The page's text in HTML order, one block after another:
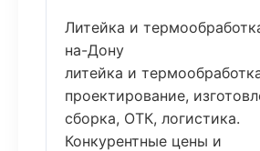
Литейка и
на-Дону
литейка и
проектирование,
сборка, ОТК, логистика.
Конкурентные цены и